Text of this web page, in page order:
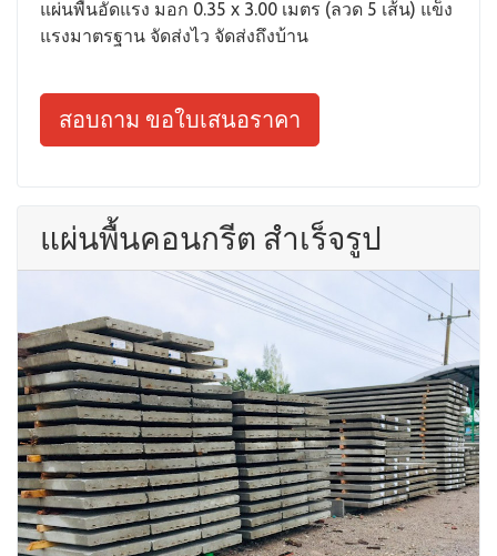
แผ่นพื้นอัดแรง มอก 0.35 x 3.00 เมตร (ลวด 5 เส้น) แข็ง
แรงมาตรฐาน จัดส่งไว จัดส่งถึงบ้าน
สอบถาม ขอใบเสนอราคา
แผ่นพื้นคอนกรีต สำเร็จรูป